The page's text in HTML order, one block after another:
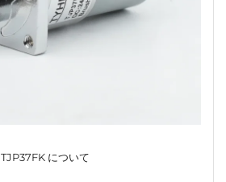
TJP37FK について